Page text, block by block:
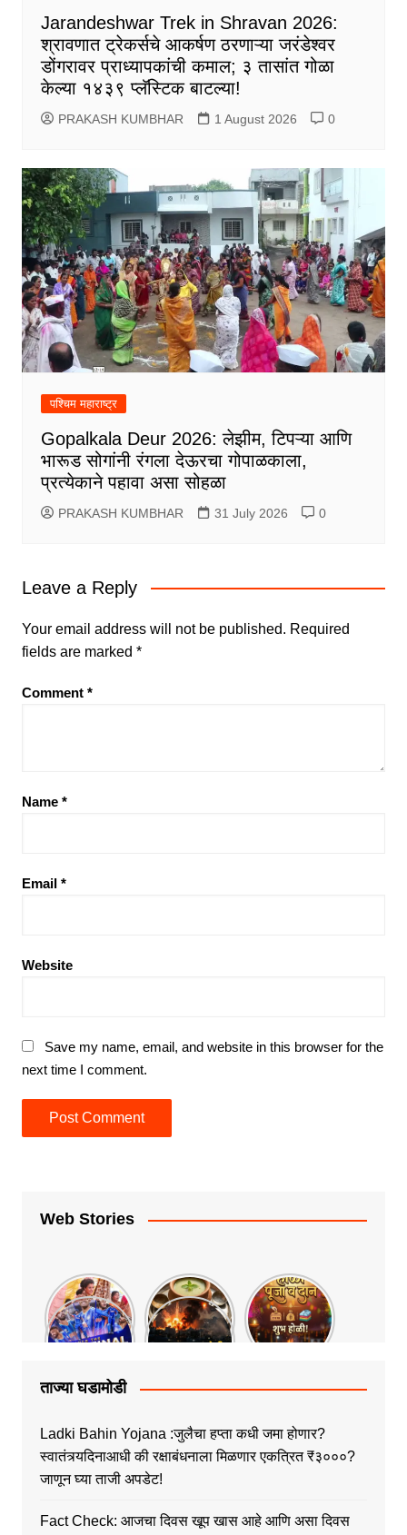
Jarandeshwar Trek in Shravan 2026:
श्रावणात ट्रेकर्सचे आकर्षण ठरणाऱ्या जरंडेश्वर
डोंगरावर प्राध्यापकांची कमाल; ३ तासांत गोळा
केल्या १४३९ प्लॅस्टिक बाटल्या!
PRAKASH KUMBHAR 1 August 2026 0
पश्चिम महाराष्ट्र
Gopalkala Deur 2026: लेझीम, टिपऱ्या आणि
भारूड सोगांनी रंगला देऊरचा गोपाळकाला,
प्रत्येकाने पहावा असा सोहळा
PRAKASH KUMBHAR 31 July 2026 0
Leave a Reply
Your email address will not be published. Required
fields are marked *
Comment *
Name *
Email *
Website
Save my name, email, and website in this browser for the
next time I comment.
Web Stories
ताज्या घडामोडी
Ladki Bahin Yojana :जुलैचा हप्ता कधी जमा होणार?
स्वातंत्र्यदिनाआधी की रक्षाबंधनाला मिळणार एकत्रित ₹३०००?
जाणून घ्या ताजी अपडेट!
Fact Check: आजचा दिवस खूप खास आहे आणि असा दिवस